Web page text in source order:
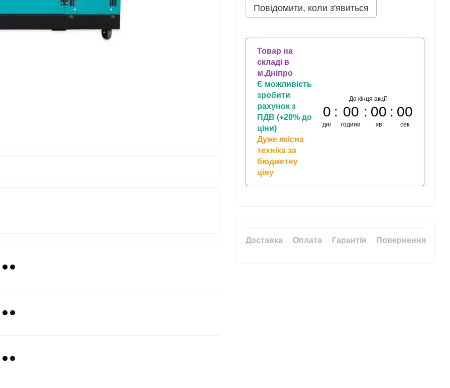
Повідомити, коли з'явиться
Товар на
складі в
м.Дніпро
Є можливість
зробити
рахунок з
ПДВ (+20% до
ціни)
Дуже якісна
техніка за
бюджетну
ціну
До кінця акції
0
дні
00
години
00
хв
00
сек
Доставка Оплата Гарантія Повернення